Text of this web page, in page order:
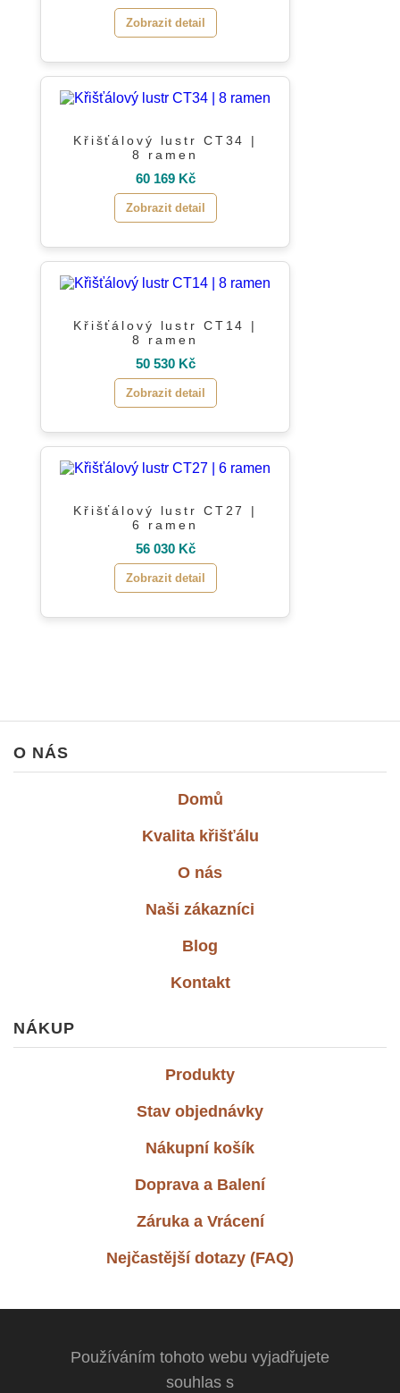
Zobrazit detail
Křišťálový lustr CT34 |
8 ramen
60 169 Kč
Zobrazit detail
Křišťálový lustr CT14 |
8 ramen
50 530 Kč
Zobrazit detail
Křišťálový lustr CT27 |
6 ramen
56 030 Kč
Zobrazit detail
O NÁS
Domů
Kvalita křišťálu
O nás
Naši zákazníci
Blog
Kontakt
NÁKUP
Produkty
Stav objednávky
Nákupní košík
Doprava a Balení
Záruka a Vrácení
Nejčastější dotazy (FAQ)
Používáním tohoto webu vyjadřujete
souhlas s